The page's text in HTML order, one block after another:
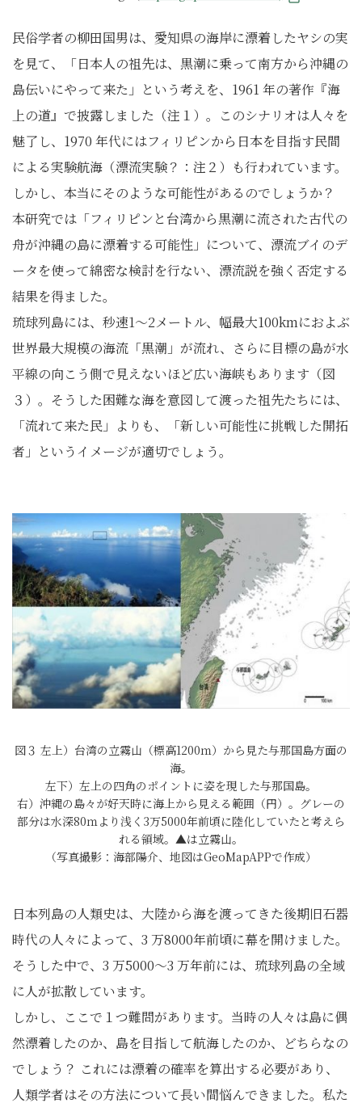
民俗学者の柳田国男は、愛知県の海岸に漂着したヤシの実
を見て、「日本人の祖先は、黒潮に乗って南方から沖縄の
島伝いにやって来た」という考えを、1961 年の著作『海
上の道』で披露しました（注１）。このシナリオは人々を
魅了し、1970 年代にはフィリピンから日本を目指す民間
による実験航海（漂流実験？：注２）も行われています。
しかし、本当にそのような可能性があるのでしょうか？
本研究では「フィリピンと台湾から黒潮に流された古代の
舟が沖縄の島に漂着する可能性」について、漂流ブイのデ
ータを使って綿密な検討を行ない、漂流説を強く否定する
結果を得ました。
琉球列島には、秒速1～2メートル、幅最大100kmにおよぶ
世界最大規模の海流「黒潮」が流れ、さらに目標の島が水
平線の向こう側で見えないほど広い海峡もあります（図
３）。そうした困難な海を意図して渡った祖先たちには、
「流れて来た民」よりも、「新しい可能性に挑戦した開拓
者」というイメージが適切でしょう。
図３ 左上）台湾の立霧山（標高1200ｍ）から見た与那国島方面の
海。
左下）左上の四角のポイントに姿を現した与那国島。
右）沖縄の島々が好天時に海上から見える範囲（円）。グレーの
部分は水深80ｍより浅く3万5000年前頃に陸化していたと考えら
れる領域。▲は立霧山。
（写真撮影：海部陽介、地図はGeoMapAPPで作成）
日本列島の人類史は、大陸から海を渡ってきた後期旧石器
時代の人々によって、3 万8000年前頃に幕を開けました。
そうした中で、3 万5000～3 万年前には、琉球列島の全域
に人が拡散しています。
しかし、ここで１つ難問があります。当時の人々は島に偶
然漂着したのか、島を目指して航海したのか、どちらなの
でしょう？ これには漂着の確率を算出する必要があり、
人類学者はその方法について長い間悩んできました。私た